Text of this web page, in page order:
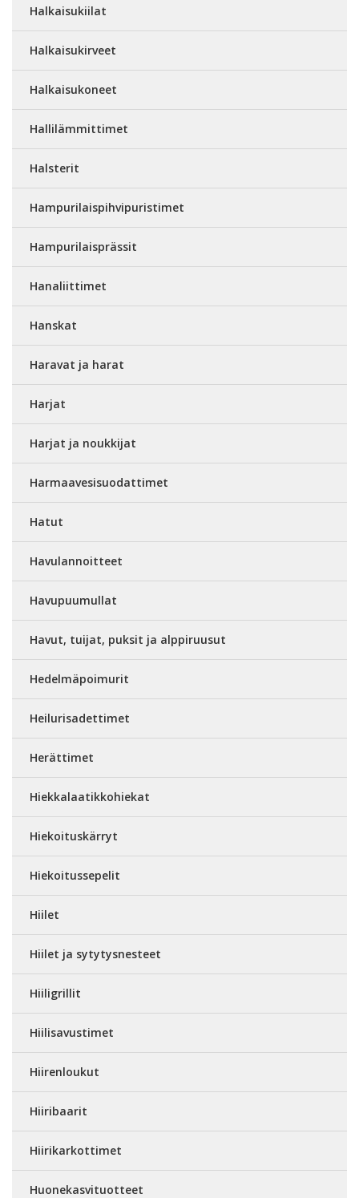
Halkaisukiilat
Halkaisukirveet
Halkaisukoneet
Hallilämmittimet
Halsterit
Hampurilaispihvipuristimet
Hampurilaisprässit
Hanaliittimet
Hanskat
Haravat ja harat
Harjat
Harjat ja noukkijat
Harmaavesisuodattimet
Hatut
Havulannoitteet
Havupuumullat
Havut, tuijat, puksit ja alppiruusut
Hedelmäpoimurit
Heilurisadettimet
Herättimet
Hiekkalaatikkohiekat
Hiekoituskärryt
Hiekoitussepelit
Hiilet
Hiilet ja sytytysnesteet
Hiiligrillit
Hiilisavustimet
Hiirenloukut
Hiiribaarit
Hiirikarkottimet
Huonekasvituotteet